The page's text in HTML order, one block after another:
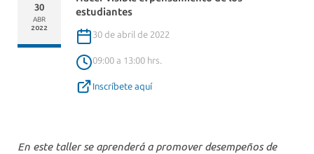
estudiantes
30 de abril de 2022
09:00 a 13:00 hrs.
Inscríbete aquí
30
ABR
2022
En este taller se aprenderá a promover desempeños de